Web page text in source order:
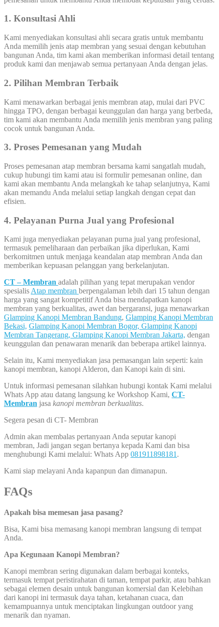
1. Konsultasi Ahli
Kami menyediakan konsultasi ahli secara gratis untuk membantu
Anda memilih jenis atap membran yang sesuai dengan kebutuhan
bangunan Anda, tim kami akan memberikan informasi detail tentang
produk kami dan menjawab semua pertanyaan Anda dengan jelas.
2. Pilihan Membran Terbaik
Kami menawarkan berbagai jenis membran atap, mulai dari PVC
hingga TPO, dengan berbagai keunggulan dan harga yang berbeda,
tim kami akan membantu Anda memilih jenis membran yang paling
cocok untuk bangunan Anda.
3. Proses Pemesanan yang Mudah
Proses pemesanan atap membran bersama kami sangatlah mudah,
cukup hubungi tim kami atau isi formulir pemesanan online, dan
kami akan membantu Anda melangkah ke tahap selanjutnya, Kami
akan memandu Anda melalui setiap langkah dengan cepat dan
efisien.
4. Pelayanan Purna Jual yang Profesional
Kami juga menyediakan pelayanan purna jual yang profesional,
termasuk pemeliharaan dan perbaikan jika diperlukan, Kami
berkomitmen untuk menjaga keandalan atap membran Anda dan
memberikan kepuasan pelanggan yang berkelanjutan.
CT – Membran adalah pilihan yang tepat merupakan vendor
spesialis Atap membran berpengalaman lebih dari 15 tahun dengan
harga yang sangat kompetitif Anda bisa mendapatkan kanopi
membran yang berkualitas, awet dan bergaransi, juga menawarkan
Glamping Kanopi Membran Bandung, Glamping Kanopi Membran
Bekasi, Glamping Kanopi Membran Bogor, Glamping Kanopi
Membran Tangerang, Glamping Kanopi Membran Jakarta, dengan
keunggulan dan penawaran menarik dan beberapa artikel lainnya.
Selain itu, Kami menyediakan jasa pemasangan lain seperti: kain
kanopi membran, kanopi Alderon, dan Kanopi kain di sini.
Untuk informasi pemesanan silahkan hubungi kontak Kami melalui
Whats App atau datang langsung ke Workshop Kami, CT-
Membran jasa kanopi membran berkualitas.
Segera pesan di CT- Membran
Admin akan membalas pertanyaan Anda seputar kanopi
membran, Jadi jangan segan bertanya kepada Kami dan bisa
menghubungi Kami melalui: Whats App 081911898181 .
Kami siap melayani Anda kapanpun dan dimanapun.
FAQs
Apakah bisa memesan jasa pasang?
Bisa, Kami bisa memasang kanopi membran langsung di tempat
Anda.
Apa Kegunaan Kanopi Membran?
Kanopi membran sering digunakan dalam berbagai konteks,
termasuk tempat peristirahatan di taman, tempat parkir, atau bahkan
sebagai elemen desain untuk bangunan komersial dan Kelebihan
dari kanopi ini termasuk daya tahan, ketahanan cuaca, dan
kemampuannya untuk menciptakan lingkungan outdoor yang
menarik dan nyaman.